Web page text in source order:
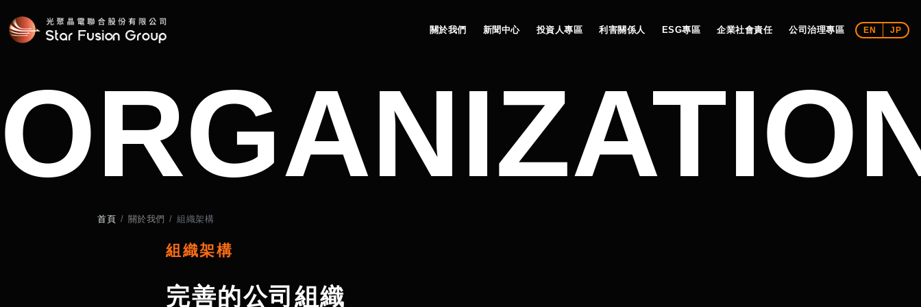
關於我們 新聞中心 投資人專區 利害關係人 ESG專區 企業社會責任 公司治理專區 EN JP
首頁 關於我們 組織架構
組織架構
完善的公司組織